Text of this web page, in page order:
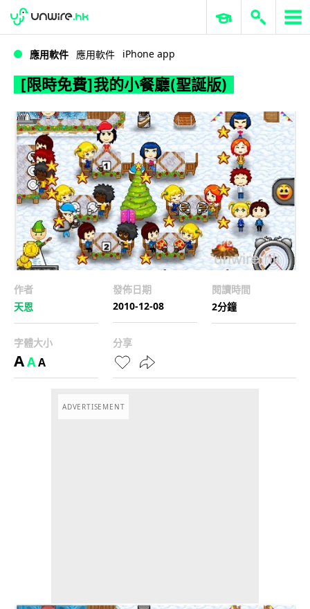
[限時免費]我的小餐廳(聖誕版)
WWDC 2026 ERP 與商業 AI
應用軟件 應用軟件 iPhone app
[限時免費]我的小餐廳(聖誕版)
作者
天恩
發佈日期
2010-12-08
閱讀時間
2分鐘
字體大小
AAA
分享
ADVERTISEMENT